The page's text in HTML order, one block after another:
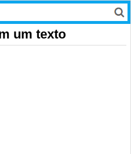
um texto